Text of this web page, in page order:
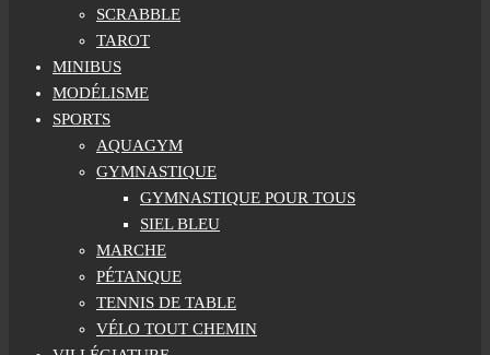
SCRABBLE
TAROT
MINIBUS
MODÉLISME
SPORTS
AQUAGYM
GYMNASTIQUE
GYMNASTIQUE POUR TOUS
SIEL BLEU
MARCHE
PÉTANQUE
TENNIS DE TABLE
VÉLO TOUT CHEMIN